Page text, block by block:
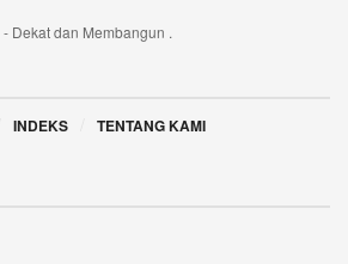
- Dekat dan Membangun .
INDEKS TENTANG KAMI